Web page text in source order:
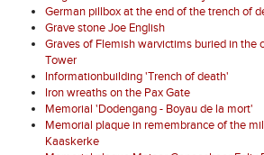
German pillbox at the end of the trench of
Grave stone Joe English
Graves of Flemish warvictims buried in the
Tower
Informationbuilding 'Trench of death'
Iron wreaths on the Pax Gate
Memorial 'Dodengang - Boyau de la mort'
Memorial plaque in remembrance of the
Kaaskerke